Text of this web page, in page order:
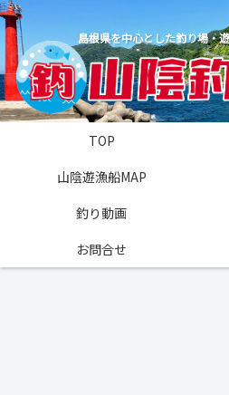
島根県を中心とした釣り場・
TOP
山陰遊漁船MAP
釣り動画
お問合せ